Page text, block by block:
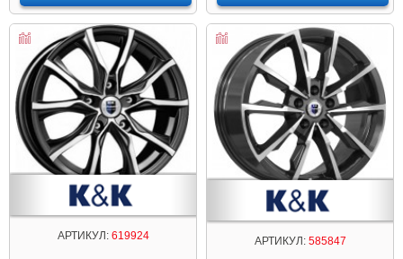
АРТИКУЛ:619924 АРТИКУЛ:585847